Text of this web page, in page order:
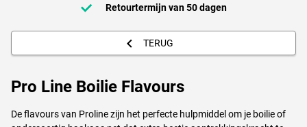
naar
50 dagen
TERUG
Pro Line Boilie Flavours
De flavours van Proline zijn het perfecte hulpmiddel om je boilie of